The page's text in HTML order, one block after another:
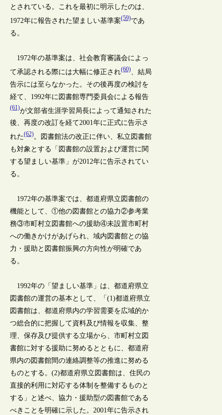
とされている。これを最初に明示したのは、
1972年に報告された望ましい基準案(59)であ
る。
1972年の基準案は、社会教育審議会によっ
て承認される際には大幅に修正され(60)、結局
告示には至らなかった。その後再度の検討を
経て、1992年に図書館専門委員会による報告
(61)が文部省生涯学習局長によって通知された
後、再度の改訂を経て2001年に正式に告示さ
れた(62)。図書館法の改正に伴い、私立図書館
も対象とする「図書館の設置および運営に関
する望ましい基準」が2012年に告示されてい
る。
1972年の基準案では、都道府県立図書館の
機能として、①他の図書館との協力②参考業
務③市町村立図書館への援助④未設置市町村
への働きかけがあげられ、域内図書館との協
力・援助と図書館振興の方向性が明確であ
る。
1992年の「望ましい基準」は、都道府県立
図書館の運営の基本として、「(1)都道府県立
図書館は、都道府県内の学習需要を広域的か
つ総合的に把握して資料及び情報を収集、整
理、保存及び提供する立場から、市町村立図
書館に対する援助に努めるとともに、都道府
県内の図書館間の連絡調整等の推進に努める
ものとする。(2)都道府県立図書館は、住民の
直接的利用に対応する体制を整備するものと
する」と述べ、協力・援助型の図書館である
べきことを明確に示した。2001年に告示され